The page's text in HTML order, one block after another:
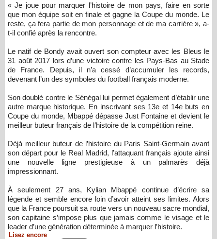
« Je joue pour marquer l’histoire de mon pays, faire en sorte
que mon équipe soit en finale et gagne la Coupe du monde. Le
reste, ça fera partie de mon personnage et de ma carrière », a-
t-il confié après la rencontre.
Le natif de Bondy avait ouvert son compteur avec les Bleus le
31 août 2017 lors d’une victoire contre les Pays-Bas au Stade
de France. Depuis, il n’a cessé d’accumuler les records,
devenant l’un des symboles du football français moderne.
Son doublé contre le Sénégal lui permet également d’établir une
autre marque historique. En inscrivant ses 13e et 14e buts en
Coupe du monde, Mbappé dépasse Just Fontaine et devient le
meilleur buteur français de l’histoire de la compétition reine.
Déjà meilleur buteur de l’histoire du Paris Saint-Germain avant
son départ pour le Real Madrid, l’attaquant français ajoute ainsi
une nouvelle ligne prestigieuse à un palmarès déjà
impressionnant.
À seulement 27 ans, Kylian Mbappé continue d’écrire sa
légende et semble encore loin d’avoir atteint ses limites. Alors
que la France poursuit sa route vers un nouveau sacre mondial,
son capitaine s’impose plus que jamais comme le visage et le
leader d’une génération déterminée à marquer l’histoire.
Lisez encore